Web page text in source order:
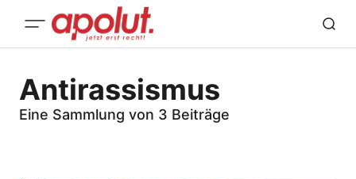
Antirassismus
Eine Sammlung von 3 Beiträge